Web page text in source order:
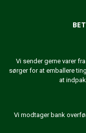
Vi sender gerne varer
sørger for at emballere
at
Vi modtager bank